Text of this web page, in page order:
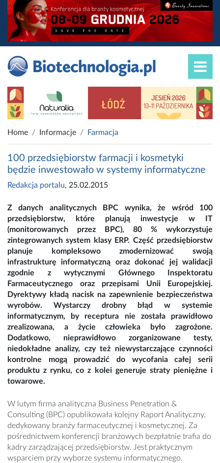
Home Informacje Farmacja
100 przedsiębiorstw farmacji i kosmetyki
będzie inwestowało w systemy informatyczne
Redakcja portalu, 25.02.2015
Z danych analitycznych BPC wynika, że wśród 100
przedsiębiorstw, które planują inwestycje w IT
(monitorowanych przez BPC), 80 % wykorzystuje
zintegrowanych system klasy ERP. Część przedsiębiorstw
planuje kompleksowo zmodernizować swoją
infrastrukturę informatyczną oraz dokonać jej walidacji
zgodnie z wytycznymi Głównego Inspektoratu
Farmaceutycznego oraz przepisami Unii Europejskiej.
Dyrektywy kładą nacisk na zapewnienie bezpieczeństwa
wyrobów. Wystarczy drobny błąd w systemie
informatycznym, by receptura nie została prawidłowo
zrealizowana, a życie człowieka było zagrożone.
Dodatkowo, nieprawidłowo zorganizowane testy,
niedokładne analizy, czy też niewystarczające czynności
kontrolne mogą prowadzić do wycofania całej serii
produktu z rynku, co z kolei generuje straty pieniężne i
towarowe.
W lutym firma analityczna Business Penetration &
Consulting (BPC) opublikowała kolejny Raport Analityczny,
dedykowany branży farmaceutycznej i kosmetycznej. Za
pośrednictwem konferencji branżowych bezpłatnie trafia do
kadry zarządzającej przedsiębiorstw. Jest praktycznym
wsparciem przy wyborze systemu informatycznego.